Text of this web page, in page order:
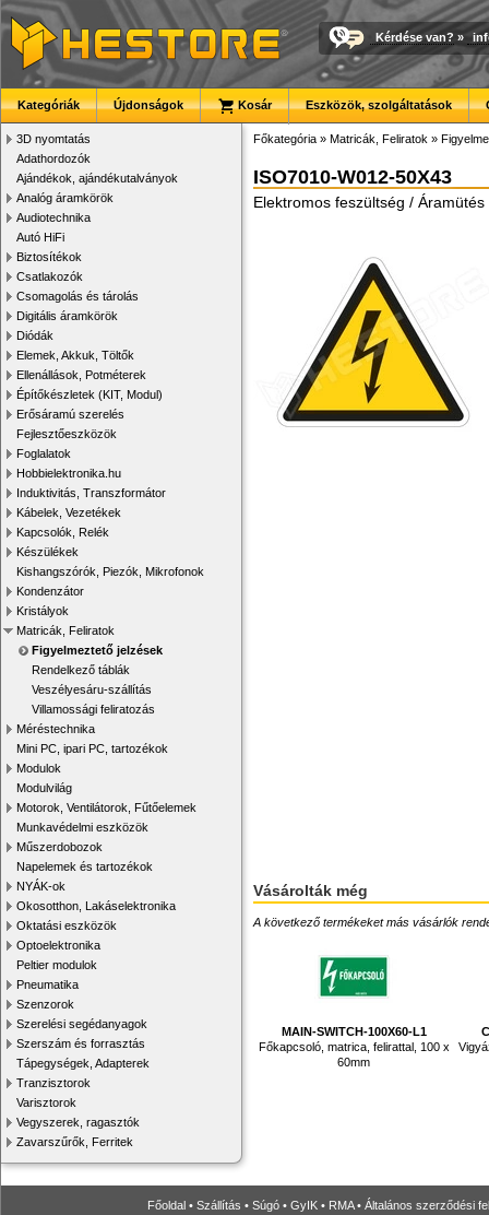
Kérdése van? »
Kategóriák Újdonságok Kosár Eszközök, szolgáltatások
3D nyomtatás
Adathordozók
Ajándékok, ajándékutalványok
Analóg áramkörök
Audiotechnika
Autó HiFi
Biztosítékok
Csatlakozók
Csomagolás és tárolás
Digitális áramkörök
Diódák
Elemek, Akkuk, Töltők
Ellenállások, Potméterek
Építőkészletek (KIT, Modul)
Erősáramú szerelés
Fejlesztőeszközök
Foglalatok
Hobbielektronika.hu
Induktivitás, Transzformátor
Kábelek, Vezetékek
Kapcsolók, Relék
Készülékek
Kishangszórók, Piezók, Mikrofonok
Kondenzátor
Kristályok
Matricák, Feliratok
Figyelmeztető jelzések
Rendelkező táblák
Veszélyesáru-szállítás
Villamossági feliratozás
Méréstechnika
Mini PC, ipari PC, tartozékok
Modulok
Modulvilág
Motorok, Ventilátorok, Fűtőelemek
Munkavédelmi eszközök
Műszerdobozok
Napelemek és tartozékok
NYÁK-ok
Okosotthon, Lakáselektronika
Oktatási eszközök
Optoelektronika
Peltier modulok
Pneumatika
Szenzorok
Szerelési segédanyagok
Szerszám és forrasztás
Tápegységek, Adapterek
Tranzisztorok
Varisztorok
Vegyszerek, ragasztók
Zavarszűrők, Ferritek
Főkategória » Matricák, Feliratok »
ISO7010-W012-50X43
Elektromos feszültség /
Vásárolták még
A következő termékeket más vásárlók
MAIN-SWITCH-100X60-L1
Főkapcsoló, matrica, felirattal, 100 x
60mm
Főoldal • Szállítás • Súgó • GyIK • RMA• Általános szerződési